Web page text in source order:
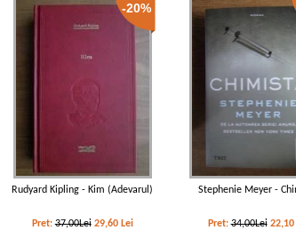
-20%
Rudyard Kipling - Kim (Adevarul)
Pret:37,00Lei 29,60 Lei
Stephenie Meyer -
Pret:34,00Lei 22,10